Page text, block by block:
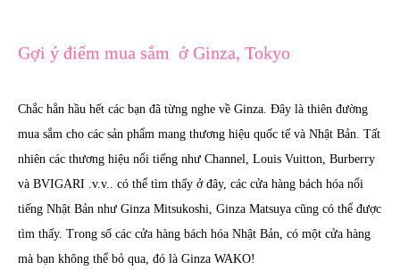
Gợi ý điểm mua sắm ở Ginza, Tokyo
Chắc hẳn hầu hết các bạn đã từng nghe về Ginza. Đây là thiên đường
mua sắm cho các sản phẩm mang thương hiệu quốc tế và Nhật Bản. Tất
nhiên các thương hiệu nổi tiếng như Channel, Louis Vuitton, Burberry
và BVIGARI .v.v.. có thể tìm thấy ở đây, các cửa hàng bách hóa nổi
tiếng Nhật Bản như Ginza Mitsukoshi, Ginza Matsuya cũng có thể được
tìm thấy. Trong số các cửa hàng bách hóa Nhật Bản, có một cửa hàng
mà bạn không thể bỏ qua, đó là Ginza WAKO!